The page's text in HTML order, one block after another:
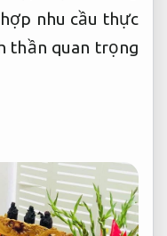
nhu cầu thực
thần quan trọng